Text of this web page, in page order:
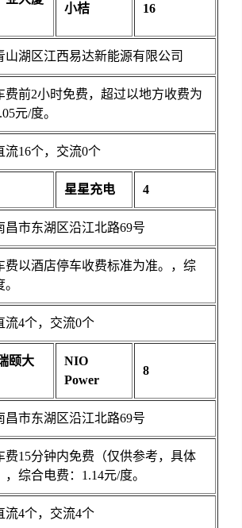
小桔 16
山湖区江西易达新能源有限公司
费前2小时免费，超过以地方收费为
元/度。
流16个，交流0个
星星充电 4
昌市东湖区沿江北路69号
费以酒店停车收费标准为准。，综
流4个，交流0个
颐大
NIO
Power
8
昌市东湖区沿江北路69号
费15分钟内免费（仅供参考，具体
综合电费：1.14元/度。
流4个，交流4个